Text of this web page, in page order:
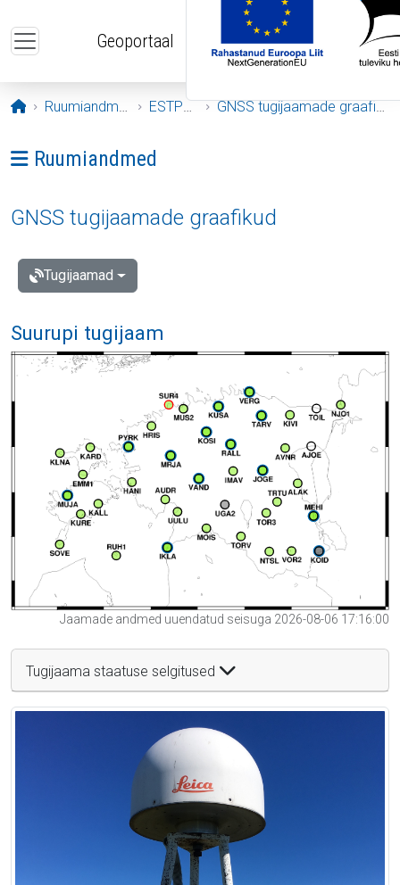
Geoportaal
Avaleht
Ruumiandmed ESTPOS GNSS tugijaamade graafikud
Ava menüü: Ruumiandmed
Ruumiandmed
GNSS tugijaamade graafikud
Tugijaamad
Suurupi tugijaam
Jaamade andmed uuendatud seisuga 2026-08-06 17:16:00
Tugijaama staatuse selgitused